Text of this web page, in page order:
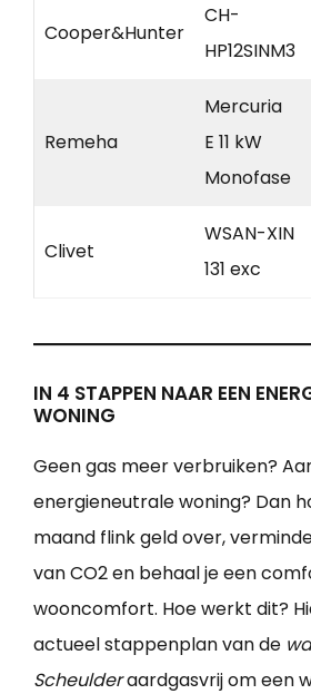
Cooper&Hunter
CH-
HP12SINM3
Remeha
Mercuria
E 11 kW
Monofase
Clivet
WSAN-XIN
131 exc
IN 4 STAPPEN NAAR EEN
WONING
Geen gas meer verbruiken?
energieneutrale woning? Dan
maand flink geld over,
van CO2 en behaal je een
wooncomfort. Hoe werkt dit?
actueel stappenplan van de
Scheulderaardgasvrij om een